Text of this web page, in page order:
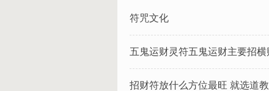
符咒文化
五鬼运财灵符五鬼运财主要招
招财符放什么方位最旺 就选道